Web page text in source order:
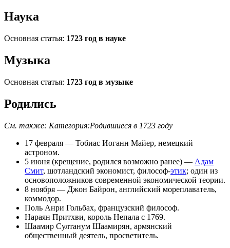
Наука
Основная статья: 1723 год в науке
Музыка
Основная статья: 1723 год в музыке
Родились
См. также: Категория:Родившиеся в 1723 году
17 февраля — Тобиас Иоганн Майер, немецкий
астроном.
5 июня (крещение, родился возможно ранее) — Адам
Смит, шотландский экономист, философ-этик; один из
основоположников современной экономической теории.
8 ноября — Джон Байрон, английский мореплаватель,
коммодор.
Поль Анри Гольбах, французский философ.
Нараян Притхви, король Непала с 1769.
Шаамир Султанум Шаамирян, армянский
общественный деятель, просветитель.